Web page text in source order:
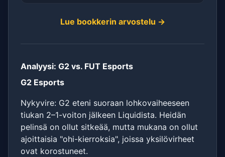
Lue bookkerin arvostelu →
Analyysi: G2 vs. FUT Esports
G2 Esports
Nykyvire: G2 eteni suoraan lohkovaiheeseen
tiukan 2–1-voiton jälkeen Liquidista. Heidän
pelinsä on ollut sitkeää, mutta mukana on ollut
ajoittaisia "ohi-kierroksia", joissa yksilövirheet
ovat korostuneet.